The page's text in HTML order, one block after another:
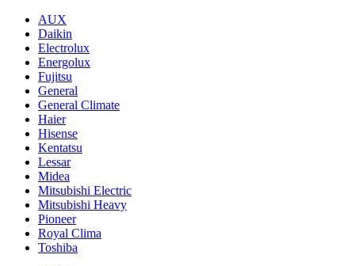
AUX
Daikin
Electrolux
Energolux
Fujitsu
General
General Climate
Haier
Hisense
Kentatsu
Lessar
Midea
Mitsubishi Electric
Mitsubishi Heavy
Pioneer
Royal Clima
Toshiba